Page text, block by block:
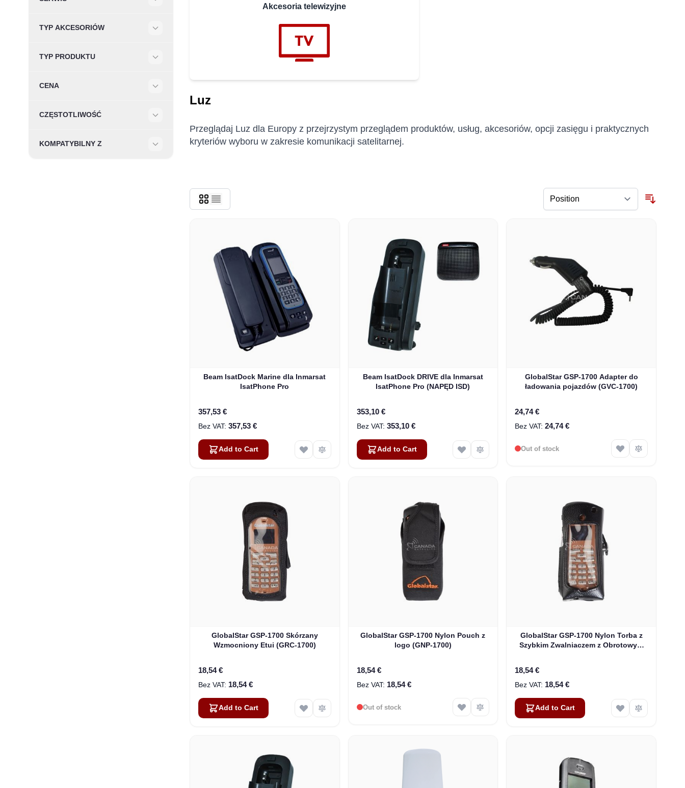
TYP AKCESORIÓW
TYP PRODUKTU
CENA
CZĘSTOTLIWOŚĆ
KOMPATYBILNY Z
Akcesoria telewizyjne
Luz
Przeglądaj Luz dla Europy z przejrzystym przeglądem produktów, usług, akcesoriów, opcji zasięgu i praktycznych
kryteriów wyboru w zakresie komunikacji satelitarnej.
Beam IsatDock Marine dla Inmarsat
IsatPhone Pro
357,53 €
357,53 €
Add to Cart
Beam IsatDock DRIVE dla Inmarsat
IsatPhone Pro (NAPĘD ISD)
353,10 €
353,10 €
Add to Cart
GlobalStar GSP-1700 Adapter do
ładowania pojazdów (GVC-1700)
24,74 €
24,74 €
Out of stock
GlobalStar GSP-1700 Skórzany
Wzmocniony Etui (GRC-1700)
18,54 €
18,54 €
Add to Cart
GlobalStar GSP-1700 Nylon Pouch z
logo (GNP-1700)
18,54 €
18,54 €
Out of stock
GlobalStar GSP-1700 Nylon Torba z
Szybkim Zwalniaczem z Obrotowym
18,54 €
18,54 €
Add to Cart